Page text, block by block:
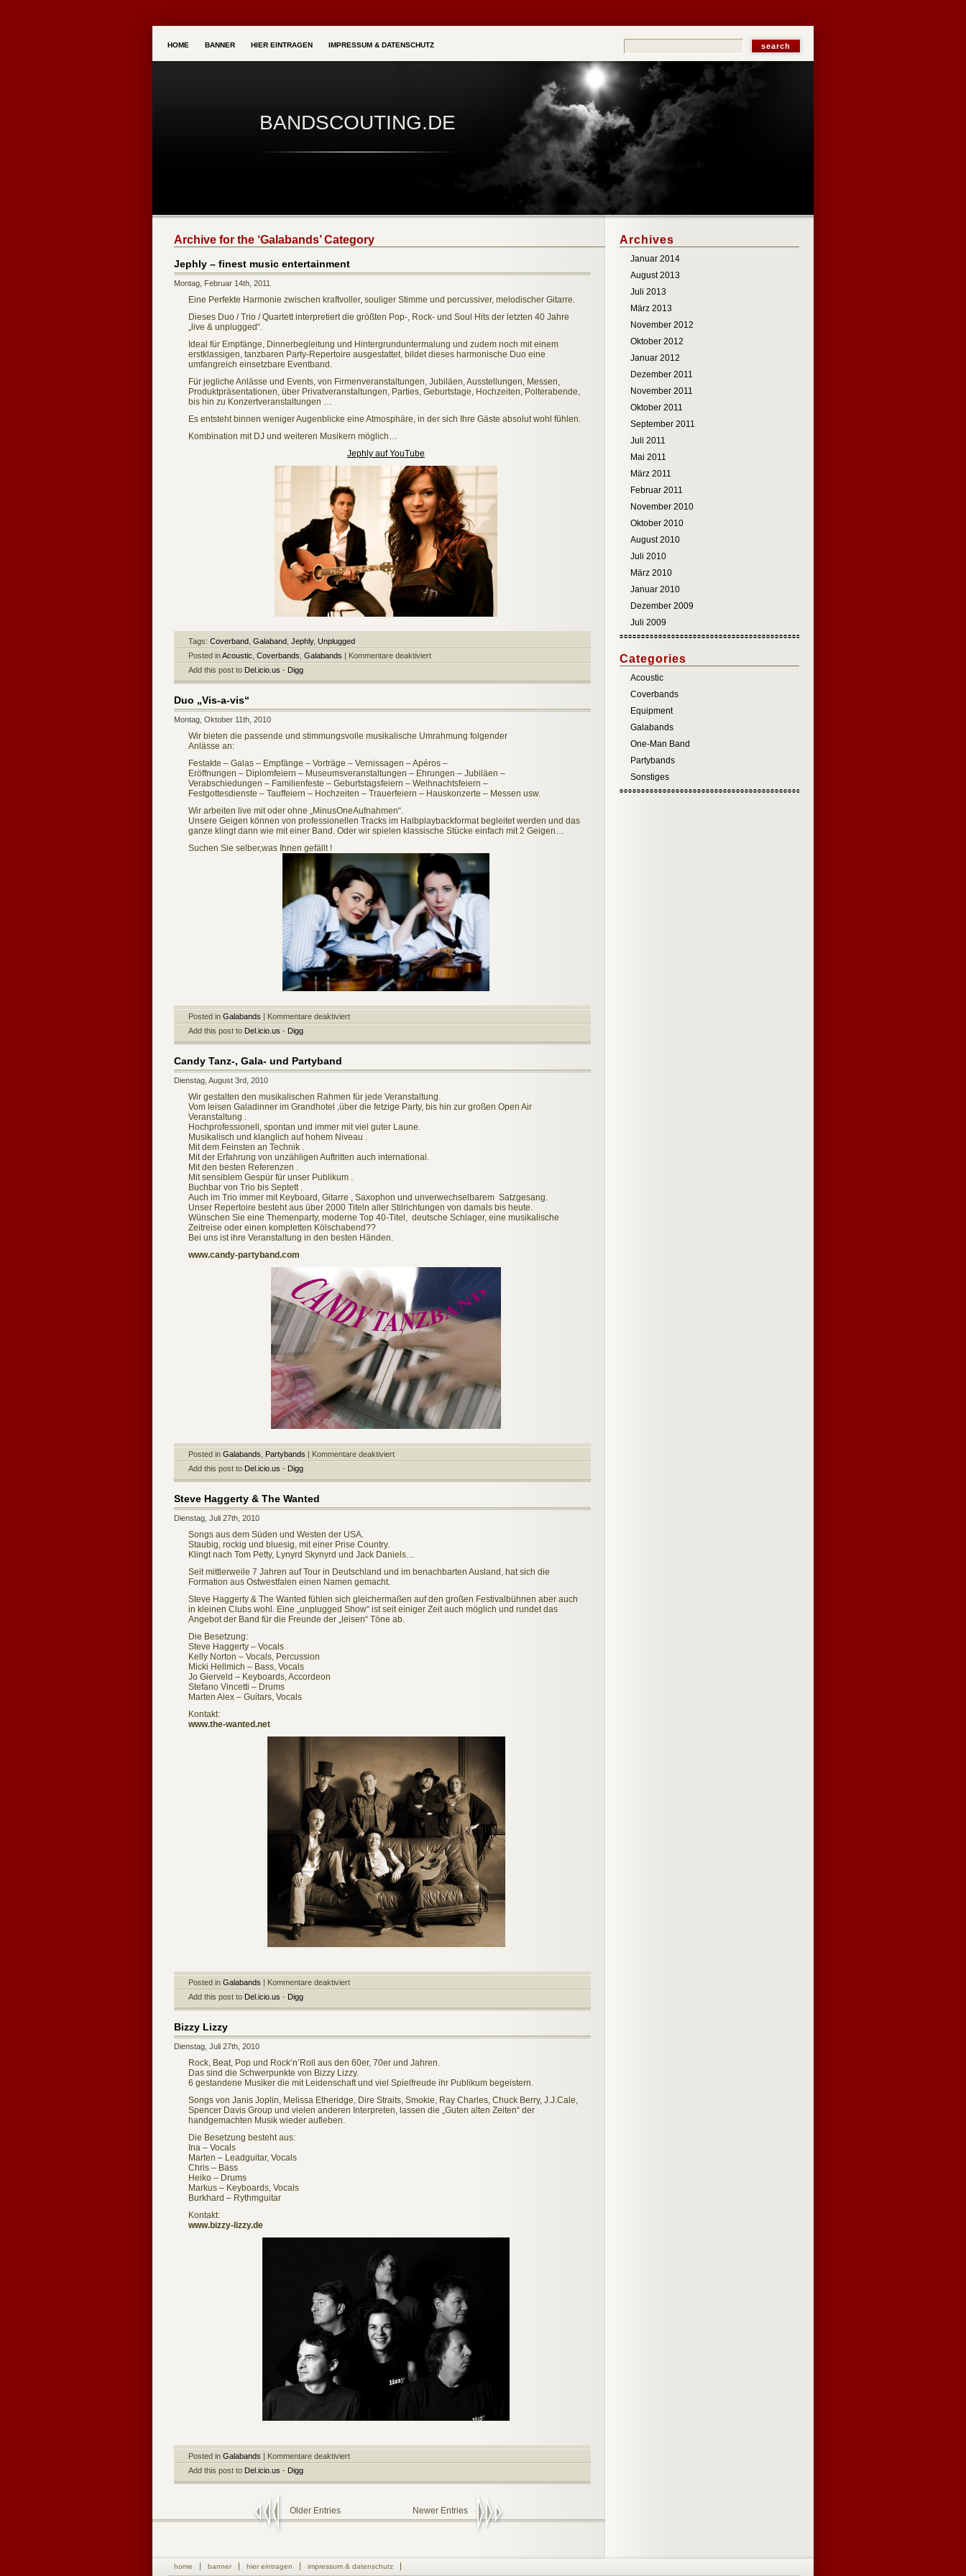
HOME BANNER HIER EINTRAGEN IMPRESSUM & DATENSCHUTZ
BANDSCOUTING.DE
Archive for the ‘Galabands’ Category
Jephly – finest music entertainment
Montag, Februar 14th, 2011
Eine Perfekte Harmonie zwischen kraftvoller, souliger Stimme und percussiver, melodischer Gitarre.
Dieses Duo / Trio / Quartett interpretiert die größten Pop-, Rock- und Soul Hits der letzten 40 Jahre
„live & unplugged“.
Ideal für Empfänge, Dinnerbegleitung und Hintergrunduntermalung und zudem noch mit einem
erstklassigen, tanzbaren Party-Repertoire ausgestattet, bildet dieses harmonische Duo eine
umfangreich einsetzbare Eventband.
Für jegliche Anlässe und Events, von Firmenveranstaltungen, Jubiläen, Ausstellungen, Messen,
Produktpräsentationen, über Privatveranstaltungen, Parties, Geburtstage, Hochzeiten, Polterabende,
bis hin zu Konzertveranstaltungen …
Es entsteht binnen weniger Augenblicke eine Atmosphäre, in der sich Ihre Gäste absolut wohl fühlen.
Kombination mit DJ und weiteren Musikern möglich…
Jephly auf YouTube
Tags: Coverband Galaband Jephly, Unplugged
Posted inAcoustic Coverbands Galabands | Kommentare deaktiviertfür
Jephly
finest
Add this post to Del.icio.us - Digg
Duo „Vis-a-vis“
Montag, Oktober 11th, 2010
Wir bieten die passende und stimmungsvolle musikalische Umrahmung folgender
Anlässe an:
Festakte – Galas – Empfänge – Vorträge – Vernissagen – Apéros –
Eröffnungen – Diplomfeiern – Museumsveranstaltungen – Ehrungen – Jubiläen –
Verabschiedungen – Familienfeste – Geburtstagsfeiern – Weihnachtsfeiern –
Festgottesdienste – Tauffeiern – Hochzeiten – Trauerfeiern – Hauskonzerte – Messen usw.
Wir arbeiten live mit oder ohne „MinusOneAufnahmen“.
Unsere Geigen können von professionellen Tracks im Halbplaybackformat begleitet werden und das
ganze klingt dann wie mit einer Band. Oder wir spielen klassische Stücke einfach mit 2 Geigen…
Suchen Sie selber,was Ihnen gefällt !
Posted in Galabands | Kommentare deaktiviertfür
Duo
a-
Add this post to Del.icio.us - Digg
Candy Tanz-, Gala- und Partyband
Dienstag, August 3rd, 2010
Wir gestalten den musikalischen Rahmen für jede Veranstaltung.
Vom leisen Galadinner im Grandhotel ,über die fetzige Party, bis hin zur großen Open Air
Veranstaltung .
Hochprofessionell, spontan und immer mit viel guter Laune.
Musikalisch und klanglich auf hohem Niveau .
Mit dem Feinsten an Technik .
Mit der Erfahrung von unzähligen Auftritten auch international.
Mit den besten Referenzen .
Mit sensiblem Gespür für unser Publikum .
Buchbar von Trio bis Septett .
Auch im Trio immer mit Keyboard, Gitarre , Saxophon und unverwechselbarem Satzgesang.
Unser Repertoire besteht aus über 2000 Titeln aller Stilrichtungen von damals bis heute.
Wünschen Sie eine Themenparty, moderne Top 40-Titel, deutsche Schlager, eine musikalische
Zeitreise oder einen kompletten Kölschabend??
Bei uns ist ihre Veranstaltung in den besten Händen.
www.candy-partyband.com
Posted in Galabands Partybands | Kommentare deaktiviertfür
Candy
Gala-
Add this post to Del.icio.us - Digg
Steve Haggerty & The Wanted
Dienstag, Juli 27th, 2010
Songs aus dem Süden und Westen der USA.
Staubig, rockig und bluesig, mit einer Prise Country.
Klingt nach Tom Petty, Lynyrd Skynyrd und Jack Daniels…
Seit mittlerweile 7 Jahren auf Tour in Deutschland und im benachbarten Ausland, hat sich die
Formation aus Ostwestfalen einen Namen gemacht.
Steve Haggerty & The Wanted fühlen sich gleichermaßen auf den großen Festivalbühnen aber auch
in kleinen Clubs wohl. Eine „unplugged Show“ ist seit einiger Zeit auch möglich und rundet das
Angebot der Band für die Freunde der „leisen“ Töne ab.
Die Besetzung:
Steve Haggerty – Vocals
Kelly Norton – Vocals, Percussion
Micki Hellmich – Bass, Vocals
Jo Gierveld – Keyboards, Accordeon
Stefano Vincetti – Drums
Marten Alex – Guitars, Vocals
Kontakt:
www.the-wanted.net
Posted in Galabands | Kommentare deaktiviertfür
Steve
&
Add this post to Del.icio.us - Digg
Bizzy Lizzy
Dienstag, Juli 27th, 2010
Rock, Beat, Pop und Rock’n’Roll aus den 60er, 70er und Jahren.
Das sind die Schwerpunkte von Bizzy Lizzy.
6 gestandene Musiker die mit Leidenschaft und viel Spielfreude ihr Publikum begeistern.
Songs von Janis Joplin, Melissa Etheridge, Dire Straits, Smokie, Ray Charles, Chuck Berry, J.J.Cale,
Spencer Davis Group und vielen anderen Interpreten, lassen die „Guten alten Zeiten“ der
handgemachten Musik wieder aufleben.
Die Besetzung besteht aus:
Ina – Vocals
Marten – Leadguitar, Vocals
Chris – Bass
Heiko – Drums
Markus – Keyboards, Vocals
Burkhard – Rythmguitar
Kontakt:
www.bizzy-lizzy.de
Posted in Galabands | Kommentare deaktiviertfür
Bizzy
Add this post to Del.icio.us - Digg
Older Entries Newer Entries
Archives
Januar 2014
August 2013
Juli 2013
März 2013
November 2012
Oktober 2012
Januar 2012
Dezember 2011
November 2011
Oktober 2011
September 2011
Juli 2011
Mai 2011
März 2011
Februar 2011
November 2010
Oktober 2010
August 2010
Juli 2010
März 2010
Januar 2010
Dezember 2009
Juli 2009
Categories
Acoustic
Coverbands
Equipment
Galabands
One-Man Band
Partybands
Sonstiges
home banner hier eintragen impressum & datenschutz